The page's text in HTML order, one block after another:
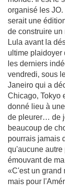
organisé les
serait une
de construire
Lula avant la
ultime plaidoyer
les derniers
vendredi, sous
Janeiro qui a
Chicago, Tokyo
donné lieu à
de pleurer… de
beaucoup de
pourrais jamais
qu'aucune
émouvant de
«C'est un grand
mais pour